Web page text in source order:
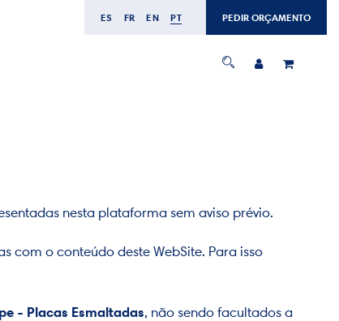
ES FR EN PT PEDIR ORÇAMENTO
nesta plataforma sem aviso prévio.
com o conteúdo deste WebSite. Para isso
- Placas Esmaltadas, não sendo facultados a